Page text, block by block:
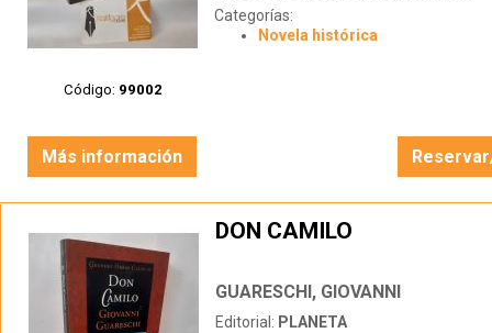
Código: 99002
Categorías:
Novela histórica
Más información
DON CAMILO
GUARESCHI, GIOVANNI
Editorial: PLANETA